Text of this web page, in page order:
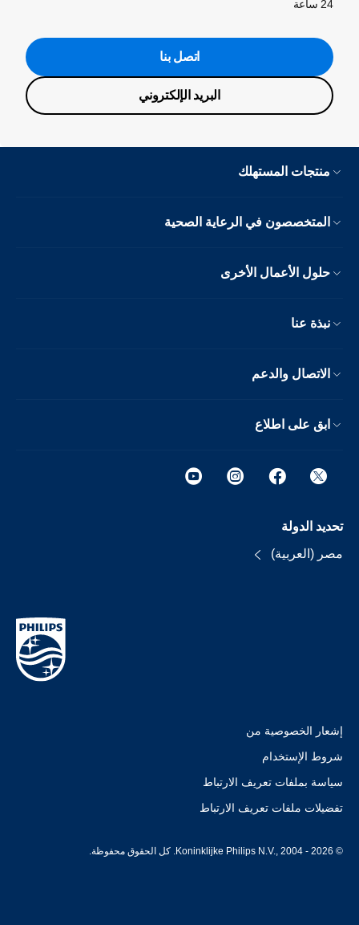
24 ساعة
اتصل بنا
البريد الإلكتروني
منتجات المستهلك
المتخصصون في الرعاية الصحية
حلول الأعمال الأخرى
نبذة عنا
الاتصال والدعم
ابق على اطلاع
تحديد الدولة
مصر (العربية)
إشعار الخصوصية من
شروط الإستخدام
سياسة بملفات تعريف الارتباط
تفضيلات ملفات تعريف الارتباط
© Koninklijke Philips N.V., 2004 - 2026. كل الحقوق محفوظة.